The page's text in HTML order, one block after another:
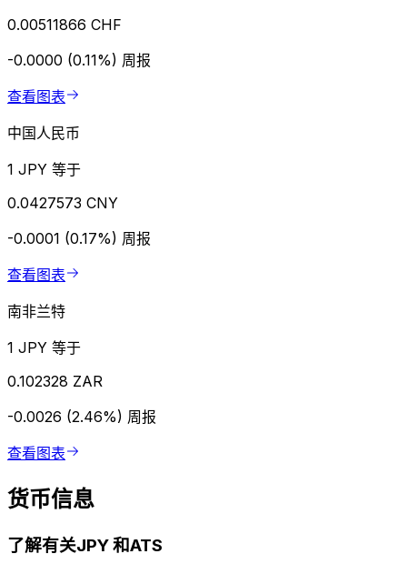
0.00511866 CHF
-0.0000 (0.11%) 周报
查看图表
中国人民币
1 JPY 等于
0.0427573 CNY
-0.0001 (0.17%) 周报
查看图表
南非兰特
1 JPY 等于
0.102328 ZAR
-0.0026 (2.46%) 周报
查看图表
货币信息
了解有关JPY 和ATS